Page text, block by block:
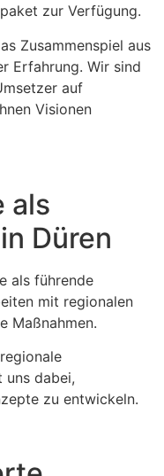
zur Verfügung.
Zusammenspiel aus
Erfahrung. Wir sind
auf
Visionen
als
Düren
als führende
mit regionalen
Maßnahmen.
uns dabei,
zu entwickeln.